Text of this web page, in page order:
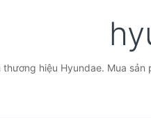
thương hiệu Hyundae. Mua